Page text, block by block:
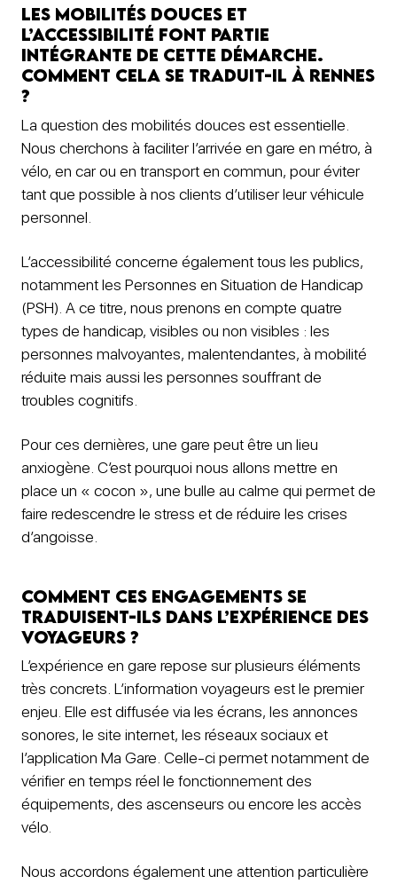
Les mobilités douces et
l’accessibilité font partie
intégrante de cette démarche.
Comment cela se traduit-il à Rennes
?
La question des mobilités douces est essentielle.
Nous cherchons à faciliter l’arrivée en gare en métro, à
vélo, en car ou en transport en commun, pour éviter
tant que possible à nos clients d’utiliser leur véhicule
personnel.
L’accessibilité concerne également tous les publics,
notamment les Personnes en Situation de Handicap
(PSH). A ce titre, nous prenons en compte quatre
types de handicap, visibles ou non visibles : les
personnes malvoyantes, malentendantes, à mobilité
réduite mais aussi les personnes souffrant de
troubles cognitifs.
Pour ces dernières, une gare peut être un lieu
anxiogène. C’est pourquoi nous allons mettre en
place un « cocon », une bulle au calme qui permet de
faire redescendre le stress et de réduire les crises
d’angoisse.
Comment ces engagements se
traduisent-ils dans l’expérience des
voyageurs ?
L’expérience en gare repose sur plusieurs éléments
très concrets. L’information voyageurs est le premier
enjeu. Elle est diffusée via les écrans, les annonces
sonores, le site internet, les réseaux sociaux et
l’application Ma Gare. Celle-ci permet notamment de
vérifier en temps réel le fonctionnement des
équipements, des ascenseurs ou encore les accès
vélo.
Nous accordons également une attention particulière